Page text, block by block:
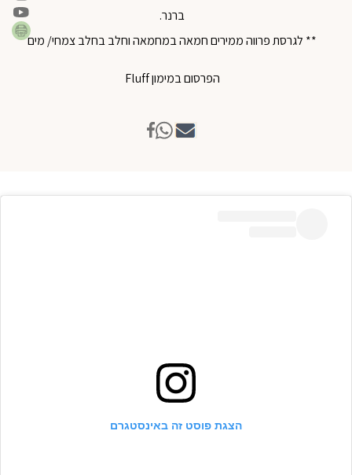
ברנר.
** לגרסת פרווה ממירים חמאה במחמאה וחלב בחלב צמחי/ מים
הפרסום במימון Fluff
הצגת פוסט זה באינסטגרם